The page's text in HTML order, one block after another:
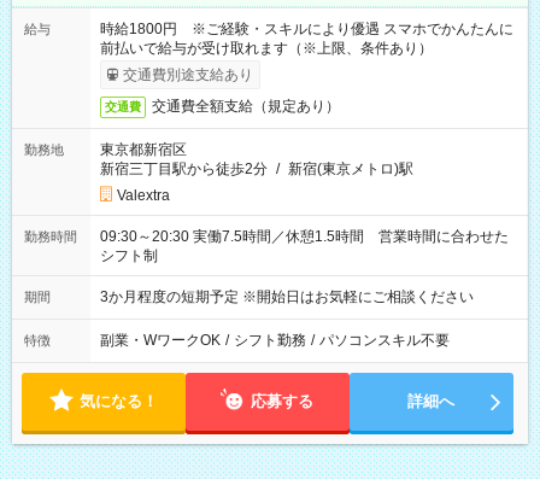
給与
時給1800円 ※ご経験・スキルにより優遇 スマホでかんたんに
前払いで給与が受け取れます（※上限、条件あり）
交通費別途支給あり
交通費 交通費全額支給（規定あり）
勤務地
東京都新宿区
新宿三丁目駅から徒歩2分 / 新宿(東京メトロ)駅
Valextra
勤務時間
09:30～20:30 実働7.5時間／休憩1.5時間 営業時間に合わせた
シフト制
期間 3か月程度の短期予定 ※開始日はお気軽にご相談ください
特徴 副業・WワークOK / シフト勤務 / パソコンスキル不要
気になる！ 応募する 詳細へ